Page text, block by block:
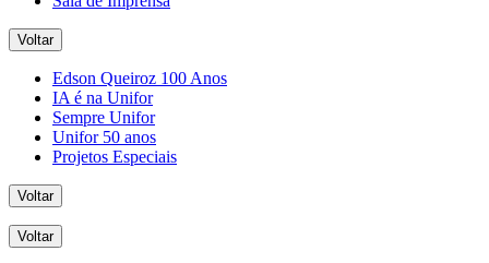
Voltar
Edson Queiroz 100 Anos
IA é na Unifor
Sempre Unifor
Unifor 50 anos
Projetos Especiais
Voltar
Voltar